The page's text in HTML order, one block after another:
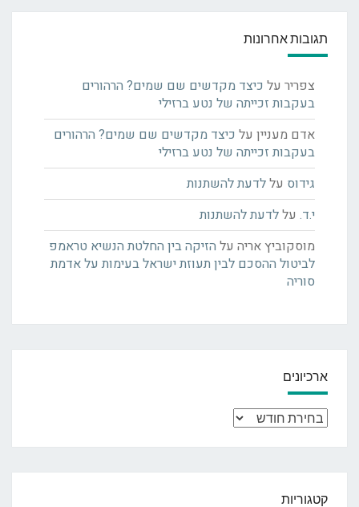
תגובות אחרונות
צפרירעל כיצד מקדשים שם שמים? הרהורים
בעקבות זכייתה של נטע ברזילי
אדם מענייןעל כיצד מקדשים שם שמים? הרהורים
בעקבות זכייתה של נטע ברזילי
גידוס עללדעת להשתנות
י.ד.עללדעת להשתנות
מוסקוביץ אריהעל הזיקה בין החלטת הנשיא טראמפ
לביטול ההסכם לבין תעוזת ישראל בעימות על אדמת
סוריה
ארכיונים
ארכיונים
קטגוריות